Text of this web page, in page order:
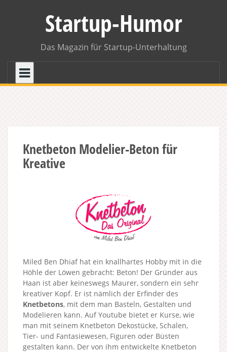
Startup-Humor
Das Magazin für Startup-Unterhaltung
Knetbeton Modelier-Beton für
Kreative
Miled Ben Dhiaf hat ein knallhartes Hobby mit in die
Höhle der Löwen gebracht: Beton! Der Gründer aus
Haan ist aber keineswegs Maurer, sondern ein sehr
kreativer Kopf. Er ist nämlich der Erfinder des
Knetbetons, mit dem man Basteln, Gestalten und
Modelieren kann. Auf Youtube bietet er Kurse, wie
man mit seinem Knetbeton Dekostücke, Schalen,
Tier- und Fantasiewesen, Figuren oder Büsten
gestalten kann. Der von ihm entwickelte Knetbeton